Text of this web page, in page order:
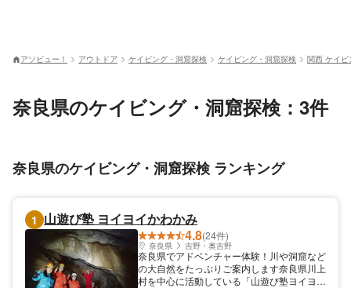
アソビュー！ アウトドア ケイビング・洞窟探検 ケイビング・洞窟探検 関西 ケイビ
奈良県のケイビング・洞窟探検：3件
奈良県のケイビング・洞窟探検 ランキング
1 山遊び塾 ヨイヨイかわかみ
4.8(24件)
奈良県 吉野・奥吉野
奈良県でアドベンチャー体験！川や洞窟など
の大自然をたっぷりご案内します奈良県川上
村を中心に活動している「山遊び塾ヨイヨイ